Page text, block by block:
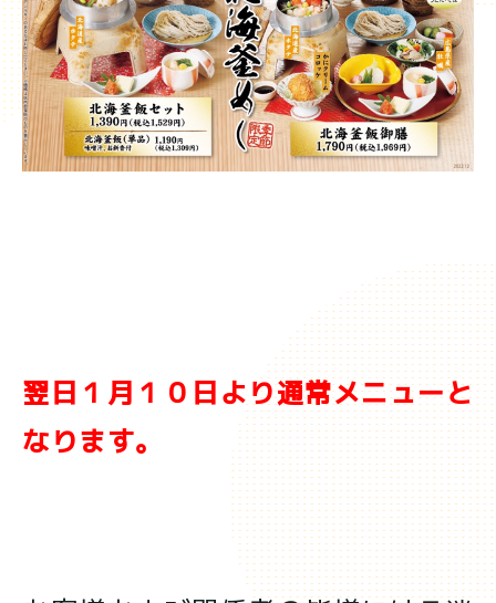
翌日１月１０日より通常メニューと
なります。